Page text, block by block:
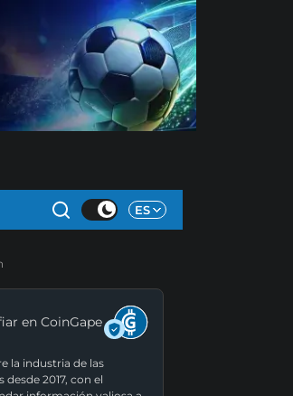
ES
en CoinGape
la industria de las
2017, con el